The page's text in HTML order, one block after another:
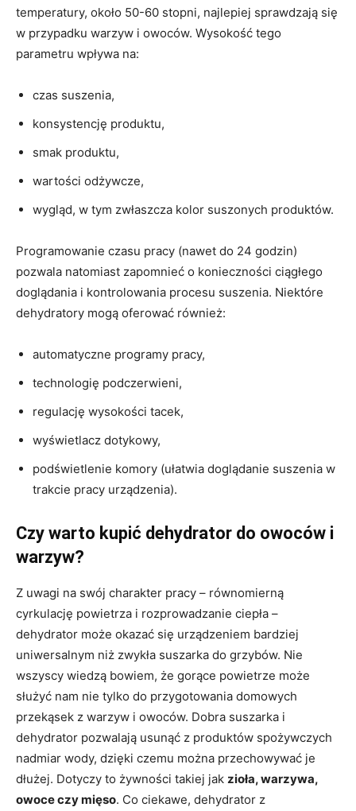
temperatury, około 50-60 stopni, najlepiej sprawdzają się
w przypadku warzyw i owoców. Wysokość tego
parametru wpływa na:
czas suszenia,
konsystencję produktu,
smak produktu,
wartości odżywcze,
wygląd, w tym zwłaszcza kolor suszonych produktów.
Programowanie czasu pracy (nawet do 24 godzin)
pozwala natomiast zapomnieć o konieczności ciągłego
doglądania i kontrolowania procesu suszenia. Niektóre
dehydratory mogą oferować również:
automatyczne programy pracy,
technologię podczerwieni,
regulację wysokości tacek,
wyświetlacz dotykowy,
podświetlenie komory (ułatwia doglądanie suszenia w
trakcie pracy urządzenia).
Czy warto kupić dehydrator do owoców i
warzyw?
Z uwagi na swój charakter pracy – równomierną
cyrkulację powietrza i rozprowadzanie ciepła –
dehydrator może okazać się urządzeniem bardziej
uniwersalnym niż zwykła suszarka do grzybów. Nie
wszyscy wiedzą bowiem, że gorące powietrze może
służyć nam nie tylko do przygotowania domowych
przekąsek z warzyw i owoców. Dobra suszarka i
dehydrator pozwalają usunąć z produktów spożywczych
nadmiar wody, dzięki czemu można przechowywać je
dłużej. Dotyczy to żywności takiej jak zioła, warzywa,
owoce czy mięso. Co ciekawe, dehydrator z